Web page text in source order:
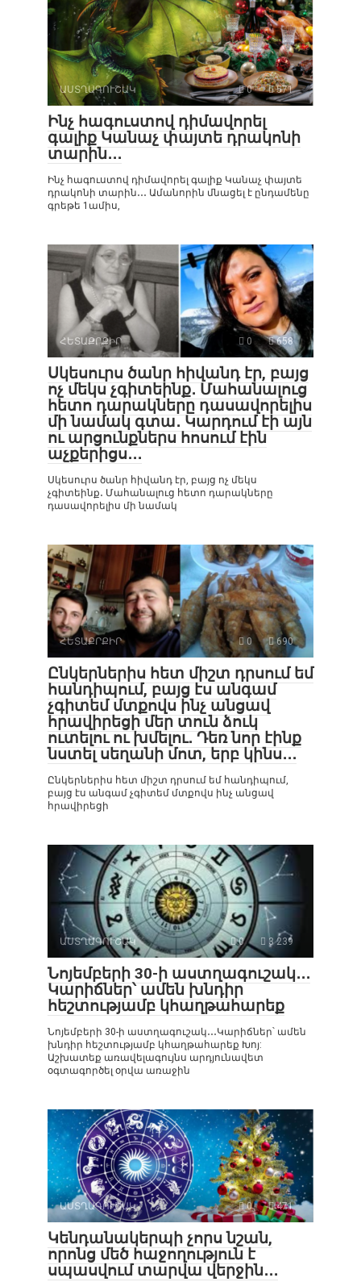
ԱՍՏՂԱԳՈՒՇԱԿ 0 571
Ինչ հագուստով դիմավորել
գալիք Կանաչ փայտե դրակոնի
տարին․․․
Ինչ հագուստով դիմավորել գալիք Կանաչ փայտե
դրակոնի տարին․․․ Ամանորին մնացել է ընդամենը
գրեթե 1ամիս,
ՀԵՏԱՔՐՔԻՐ 0 658
Սկեսուրս ծանր հիվանդ էր, բայց
ոչ մեկս չգիտեինք․ Մահանալուց
հետո դարակները դասավորելիս
մի նամակ գտա․ Կարդում էի այն
ու արցունքներս հոսում էին
աչքերիցս․․․
Սկեսուրս ծանր հիվանդ էր, բայց ոչ մեկս
չգիտեինք․ Մահանալուց հետո դարակները
դասավորելիս մի նամակ
ՀԵՏԱՔՐՔԻՐ 0 690
Ընկերներիս հետ միշտ դրսում եմ
հանդիպում, բայց էս անգամ
չգիտեմ մտքովս ինչ անցավ
հրավիրեցի մեր տուն ձուկ
ուտելու ու խմելու․ Դեռ նոր էինք
նստել սեղանի մոտ, երբ կինս․․․
Ընկերներիս հետ միշտ դրսում եմ հանդիպում,
բայց էս անգամ չգիտեմ մտքովս ինչ անցավ
հրավիրեցի
ԱՍՏՂԱԳՈՒՇԱԿ 0 3 239
Նոյեմբերի 30-ի աստղագուշակ․․․
Կարիճներ՝ ամեն խնդիր
հեշտությամբ կհաղթահարեք
Նոյեմբերի 30-ի աստղագուշակ․․․Կարիճներ՝ ամեն
խնդիր հեշտությամբ կհաղթահարեք Խոյ:
Աշխատեք առավելագույնս արդյունավետ
օգտագործել օրվա առաջին
ԱՍՏՂԱԳՈՒՇԱԿ 0 471
Կենդանակերպի չորս նշան,
որոնց մեծ հաջողություն է
սպասվում տարվա վերջին․․․